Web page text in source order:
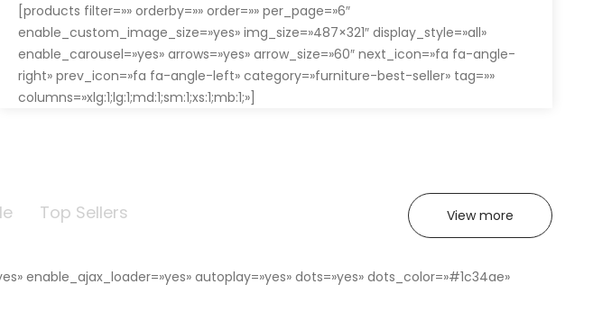
[products filter=»» orderby=»» order=»» per_page=»6″
enable_custom_image_size=»yes» img_size=»487×321″ display_style=»all»
enable_carousel=»yes» arrows=»yes» arrow_size=»60″ next_icon=»fa fa-angle-
right» prev_icon=»fa fa-angle-left» category=»furniture-best-seller» tag=»»
columns=»xlg:1;lg:1;md:1;sm:1;xs:1;mb:1;»]
View more
Top Sellers
enable_ajax_loader=»yes» autoplay=»yes» dots=»yes» dots_color=»#1c34ae»